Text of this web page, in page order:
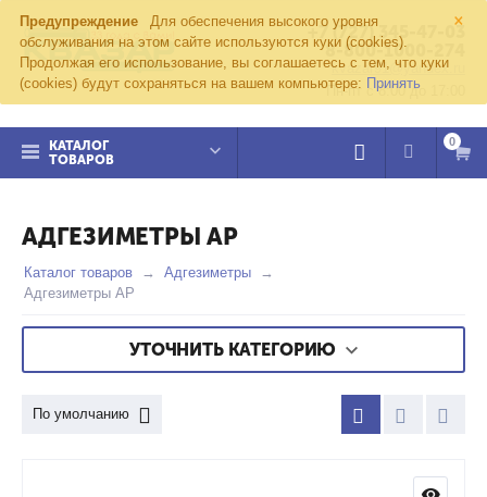
×
Предупреждение
Для обеспечения высокого уровня
обслуживания на этом сайте используются куки (cookies).
Продолжая его использование, вы соглашаетесь с тем, что куки
(cookies) будут сохраняться на вашем компьютере: Принять
+7 (727) 345-47-03
8-800-1000-274
kvazar91@yandex.ru
Пн-пт с 8:00 до 17:00
КАТАЛОГ
ТОВАРОВ
0
АДГЕЗИМЕТРЫ АР
Каталог товаров
Адгезиметры
Адгезиметры АР
УТОЧНИТЬ КАТЕГОРИЮ
По умолчанию